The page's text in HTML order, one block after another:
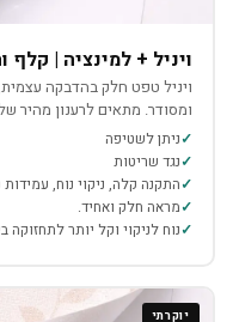
ויניל + למינציה | קלף
ויניל טפט חלק בהדבקה
ומסודר. מתאים לרענון מהיר
ניתן לשטיפה
נגד שריטות
התקנה קלה, ניקוי נוח,
מראה חלק ואחיד.
נוח לניקוי וקל יותר לתחזוקה
יוקרתי